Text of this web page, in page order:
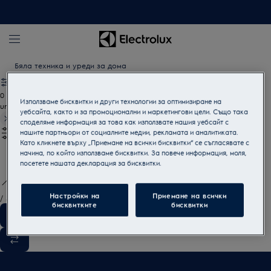
Бяла техника и уреди за дома
0
undefined
/ 3
Използваме бисквитки и други технологии за оптимизиране на
уебсайта, както и за промоционални и маркетингови цели. Също така
споделяме информация за това как използвате нашия уебсайт с
нашите партньори от социалните медии, рекламата и аналитиката.
Като кликнете върху „Приемане на всички бисквитки“ се съгласявате с
начина, по който използваме бисквитки. За повече информация, моля,
посетете нашата декларация за бисквитки.
Настройки на
бисквитките
Приемане на всички
бисквитки